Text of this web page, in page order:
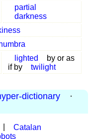
partial
darkness
lighted
by or as
if by
twilight
dictionary
·
Catalan